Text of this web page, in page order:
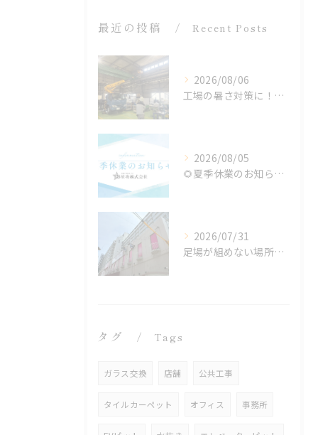
最近の投稿 Recent Posts
2026/08/06
工場の暑さ対策に！遮熱塗料「アドクールAQUA」施工前の温度測定を設置
2026/08/05
🌻夏季休業のお知らせ🌻
2026/07/31
足場が組めない場所でも施工可能！ロープアクセス工法の特徴と対応できる工事
タグ Tags
ガラス交換 店舗 公共工事
タイルカーペット オフィス 事務所